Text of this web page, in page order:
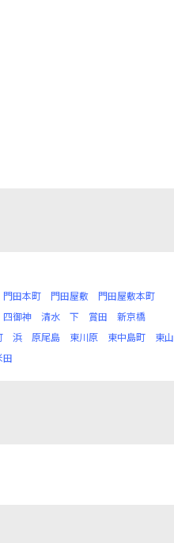
門田本町 門田屋敷
門田屋敷本町
四御神 清水 下 賞田
新京橋
浜 原尾島 東川原 東中島町
東山
田